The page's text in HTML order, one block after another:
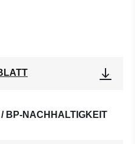
BP-NACHHALTIGKEIT